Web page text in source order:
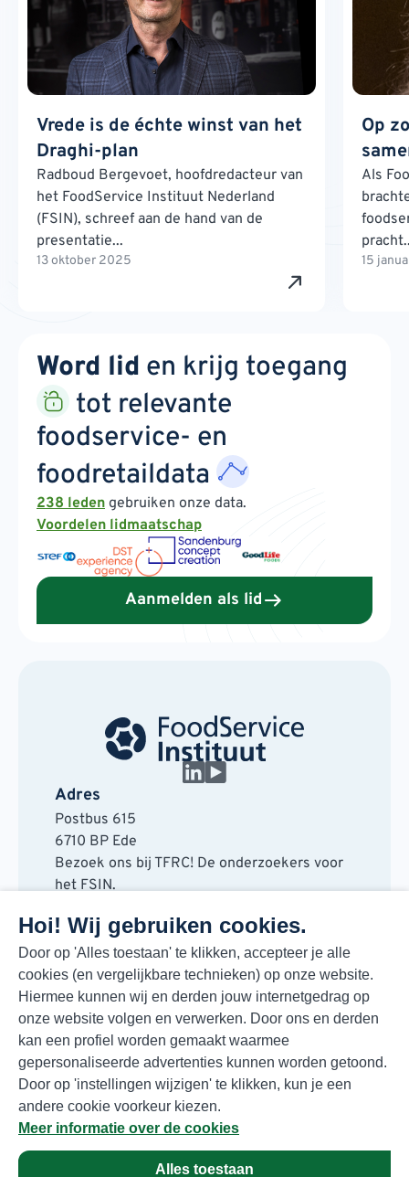
Hoi! Wij gebruiken cookies.
Door op 'Alles toestaan' te klikken, accepteer je alle
cookies (en vergelijkbare technieken) op onze website.
Hiermee kunnen wij en derden jouw internetgedrag op
onze website volgen en verwerken. Door ons en derden
kan een profiel worden gemaakt waarmee
gepersonaliseerde advertenties kunnen worden getoond.
Door op 'instellingen wijzigen' te klikken, kun je een
andere cookie voorkeur kiezen.
Meer informatie over de cookies
Alles toestaan
Vrede is de échte winst van het
Draghi-plan
Radboud Bergevoet, hoofdredacteur van
het FoodService Instituut Nederland
(FSIN), schreef aan de hand van de
presentatie...
13 oktober 2025
Op
Als
15
Word lid en krijg toegang
tot relevante
foodservice- en
foodretaildata
238 leden gebruiken onze data.
Voordelen lidmaatschap
Aanmelden als lid
Adres
Postbus 615
6710 BP Ede
Bezoek ons bij TFRC! De onderzoekers voor
het FSIN.
6717 LT Ede
Contact
088 730 48 00
info@fsin.nl
Nieuwsbrief
Elke maand de beste insights en outlooks
voor de foodmarkt!
Inschrijven